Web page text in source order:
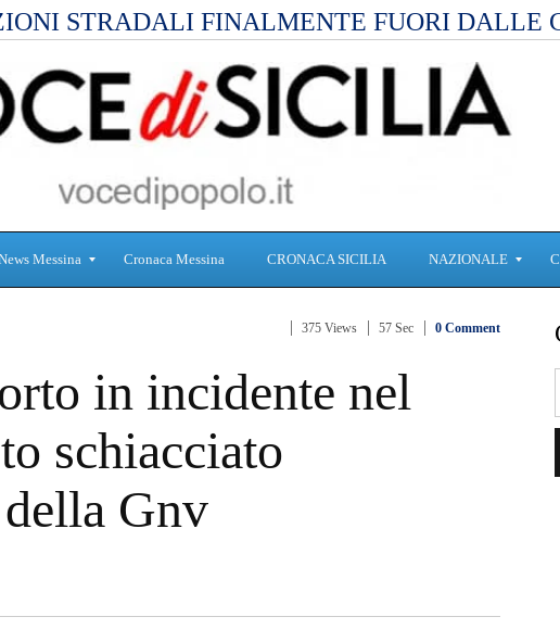
STRADALI FINALMENTE FUORI DALLE
Messina Cronaca Messina CRONACA SICILIA NAZIONALE
375 Views 57 Sec 0 Comment
in incidente nel
schiacciato
Gnv